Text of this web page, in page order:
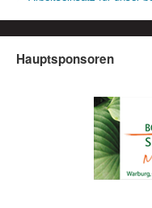
Hauptsponsoren